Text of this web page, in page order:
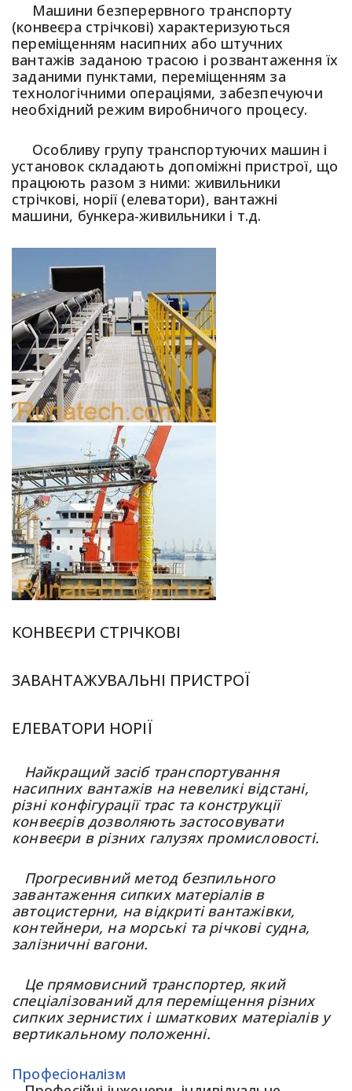
Машини безперервного транспорту
(конвеєра стрічкові) характеризуються
переміщенням насипних або штучних
вантажів заданою трасою і розвантаження їх
заданими пунктами, переміщенням за
технологічними операціями, забезпечуючи
необхідний режим виробничого процесу.
Особливу групу транспортуючих машин і
установок складають допоміжні пристрої, що
працюють разом з ними: живильники
стрічкові, норії (елеватори), вантажні
машини, бункера-живильники і т.д.
КОНВЕЄРИ СТРІЧКОВІ
ЗАВАНТАЖУВАЛЬНІ ПРИСТРОЇ
ЕЛЕВАТОРИ НОРІЇ
Найкращий засіб транспортування
насипних вантажів на невеликі відстані,
різні конфігурації трас та конструкції
конвеєрів дозволяють застосовувати
конвеєри в різних галузях промисловості.
Прогресивний метод безпильного
завантаження сипких матеріалів в
автоцистерни, на відкриті вантажівки,
контейнери, на морські та річкові судна,
залізничні вагони.
Це прямовисний транспортер, який
спеціалізований для переміщення різних
сипких зернистих і шматкових матеріалів у
вертикальному положенні.
Професіоналізм